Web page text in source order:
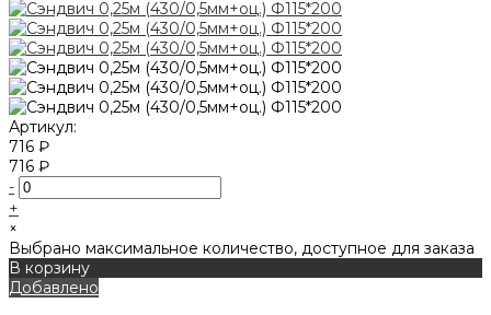
Артикул:
716 ₽
716 ₽
-
+
×
Выбрано максимальное количество, доступное для заказа
В корзину
Добавлено